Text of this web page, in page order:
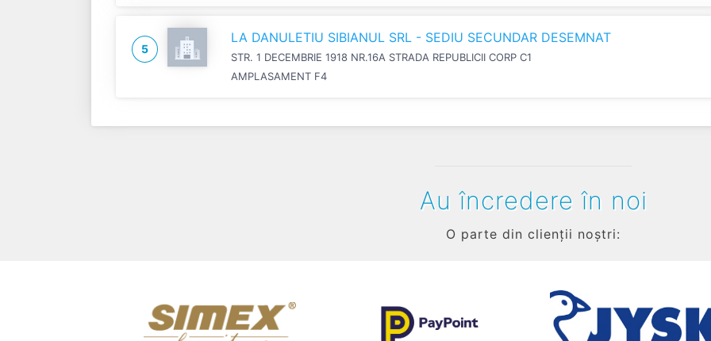
5
LA DANULETIU SIBIANUL SRL - SEDIU SECUNDAR DESEMNAT
STR. 1 DECEMBRIE 1918 NR.16A STRADA REPUBLICII CORP C1
AMPLASAMENT F4
Au încredere în noi
O parte din clienții noștri:
Previous